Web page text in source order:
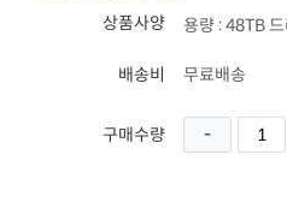
상품사양 용량 : 48TB
배송비 무료배송
구매수량